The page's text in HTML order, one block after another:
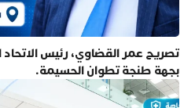
تصريح عمر القضاوي، رئيس
بجهة طنجة تطوان الحسيمة.